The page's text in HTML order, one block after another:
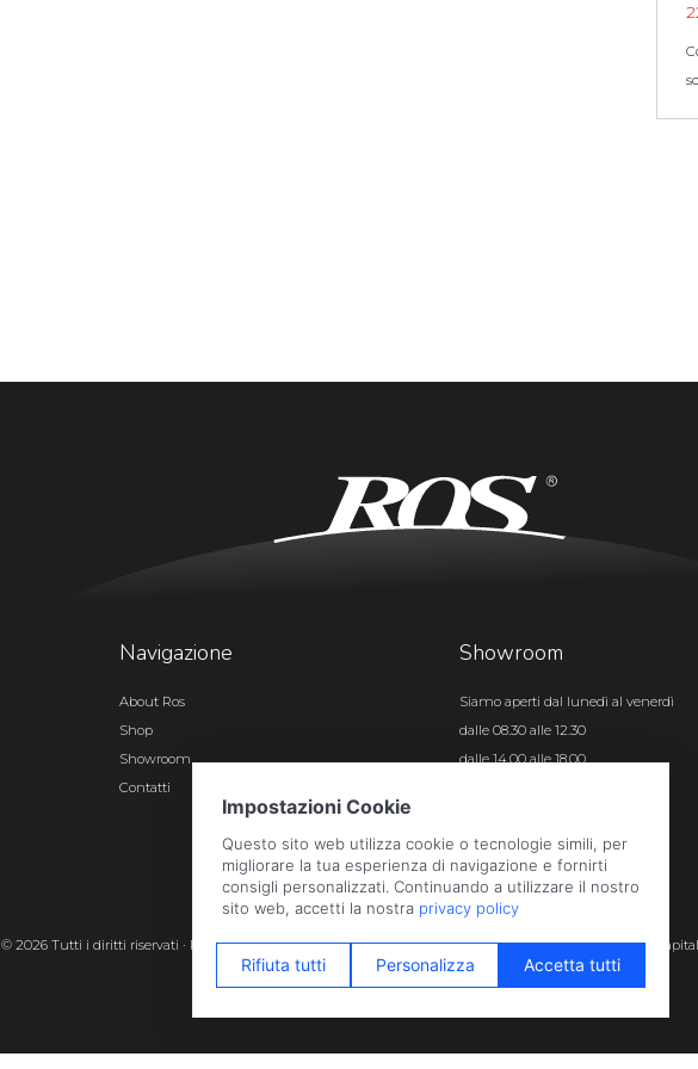
Navigazione
About Ros
Shop
Showroom
Contatti
Showroom
Siamo aperti dal lunedì al venerdì
dalle 08.30 alle 12.30
dalle 14.00 alle 18.00
© 2026 Tutti i diritti riservati · P.iva e c.f. 01496180165 · Iscr. registro imprese di Bergamo n. 01496180165 ·